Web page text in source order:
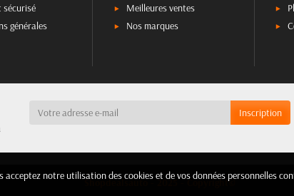
notre utilisation des cookies et de vos données personnelles
sécurisé
générales
Meilleures ventes
Nos marques
notre utilisation des cookies et de vos données personnelles
Shopdealsauto - 2025 - Copyright©